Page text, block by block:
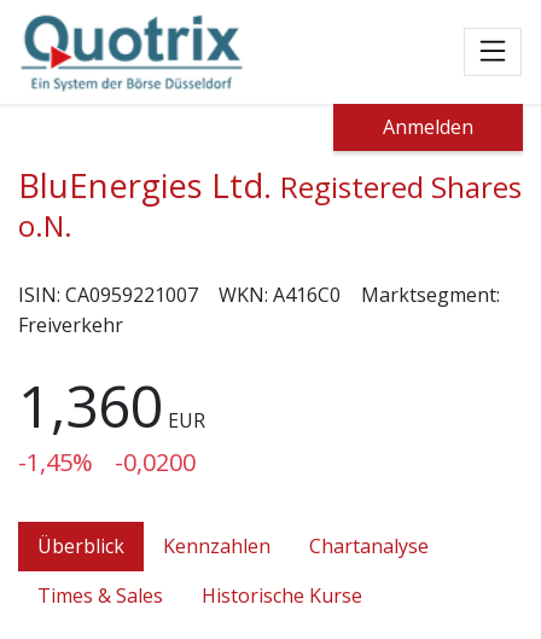
Anmelden
BluEnergies Ltd. Registered Shares
o.N.
ISIN: CA0959221007 WKN: A416C0
Marktsegment:
Freiverkehr
1,360 EUR
-1,45% -0,0200
Überblick Kennzahlen
Chartanalyse
Times & Sales
Historische Kurse